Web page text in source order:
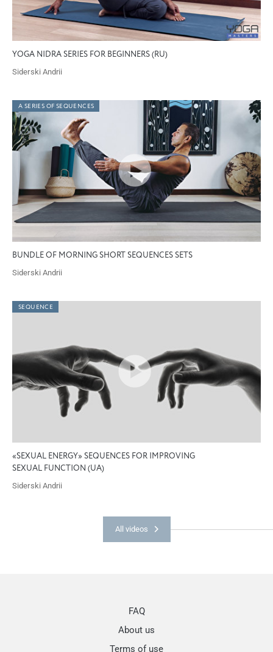
YOGA NIDRA SERIES FOR BEGINNERS (RU)
Siderski Andrii
A SERIES OF SEQUENCES
BUNDLE OF MORNING SHORT SEQUENCES SETS
Siderski Andrii
SEQUENCE
«SEXUAL ENERGY» SEQUENCES FOR IMPROVING
SEXUAL FUNCTION (UA)
Siderski Andrii
All videos
FAQ
About us
Terms of use